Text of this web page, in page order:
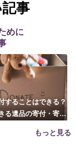
事
めに
することはできる？
る遺品の寄付・寄贈
もっと見る